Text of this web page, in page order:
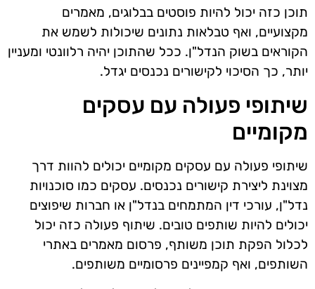
תוכן כזה יכול להיות פוסטים בבלוגים, מאמרים
מקצועיים, ואף טבלאות נתונים שיכולות לשמש את
הקוראים בשוק הנדל"ן. ככל שהתוכן יהיה רלוונטי ומעניין
יותר, כך הסיכוי לקישורים נכנסים יגדל.
שיתופי פעולה עם עסקים
מקומיים
שיתופי פעולה עם עסקים מקומיים יכולים להוות דרך
מצוינת ליצירת קישורים נכנסים. עסקים כמו סוכנויות
נדל"ן, עורכי דין המתמחים בנדל"ן או חברות שיפוצים
יכולים להיות שותפים טובים. שיתוף פעולה כזה יכול
לכלול הפקת תוכן משותף, פרסום מאמרים באתרי
השותפים, ואף קמפיינים פרסומיים משותפים.